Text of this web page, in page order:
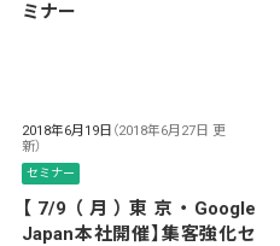
ミナー
2018年6月19日 （2018年6月27日 更
新）
セミナー
【7/9（月）東京・Google
Japan本社開催】集客強化セ